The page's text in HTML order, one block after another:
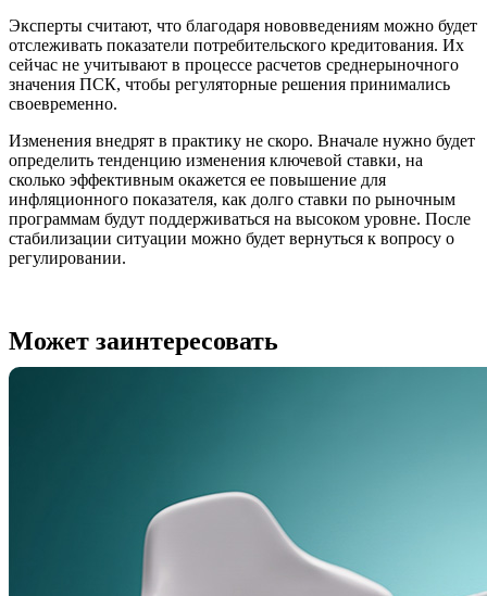
Эксперты считают, что благодаря нововведениям можно будет
отслеживать показатели потребительского кредитования. Их
сейчас не учитывают в процессе расчетов среднерыночного
значения ПСК, чтобы регуляторные решения принимались
своевременно.
Изменения внедрят в практику не скоро. Вначале нужно будет
определить тенденцию изменения ключевой ставки, на
сколько эффективным окажется ее повышение для
инфляционного показателя, как долго ставки по рыночным
программам будут поддерживаться на высоком уровне. После
стабилизации ситуации можно будет вернуться к вопросу о
регулировании.
Может заинтересовать